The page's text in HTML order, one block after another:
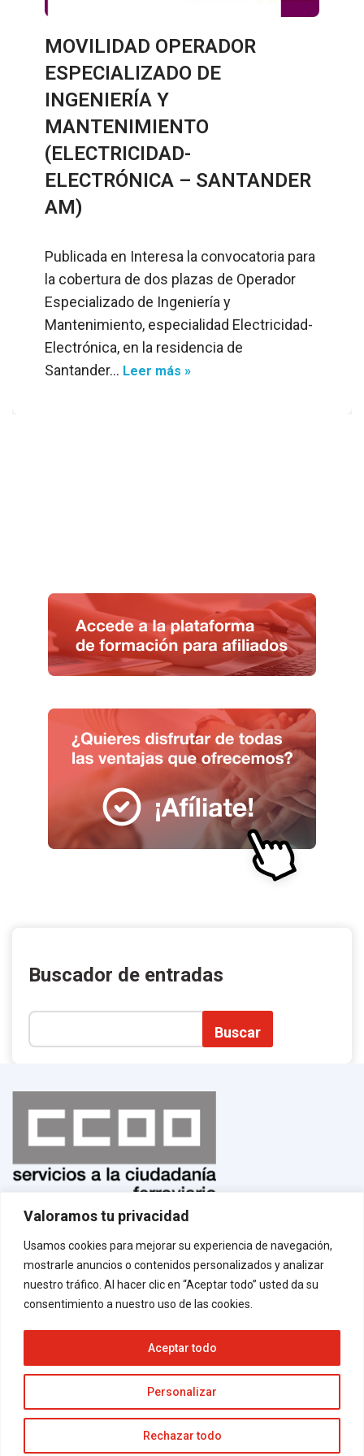
Valoramos tu privacidad
Usamos cookies para mejorar su experiencia de navegación,
mostrarle anuncios o contenidos personalizados y analizar
nuestro tráfico. Al hacer clic en “Aceptar todo” usted da su
consentimiento a nuestro uso de las cookies.
Personalizar
Rechazar todo
Aceptar todo
MOVILIDAD OPERADOR
ESPECIALIZADO DE
INGENIERÍA Y
MANTENIMIENTO
(ELECTRICIDAD-
ELECTRÓNICA – SANTANDER
AM)
Publicada en Interesa la convocatoria para
la cobertura de dos plazas de Operador
Especializado de Ingeniería y
Mantenimiento, especialidad Electricidad-
Electrónica, en la residencia de
Santander… Leer más »
Buscador de entradas
Buscar
Normas de uso
Aviso legal
Política de privacidad
Política de cookies
Contacto
| Funciona gracias a